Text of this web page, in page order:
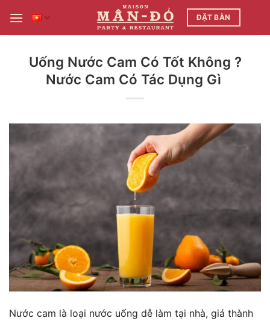
qua
nội
ĐẶT BÀN
Uống Nước Cam Có Tốt Không ?
Nước Cam Có Tác Dụng Gì
Nước cam là loại nước uống dễ làm tại nhà, giá thành